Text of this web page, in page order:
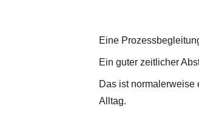
Eine
Ein guter zeitlicher
Das ist
Alltag.